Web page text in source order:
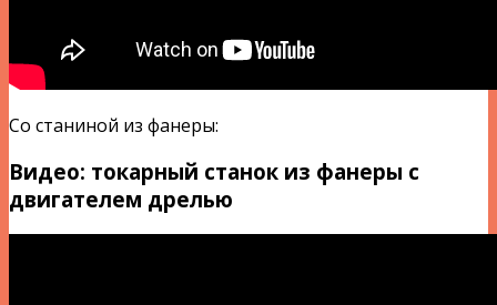
Со станиной из фанеры:
Видео: токарный станок из фанеры с
двигателем дрелью